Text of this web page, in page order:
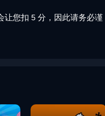
让您扣 5 分，因此请务必谨